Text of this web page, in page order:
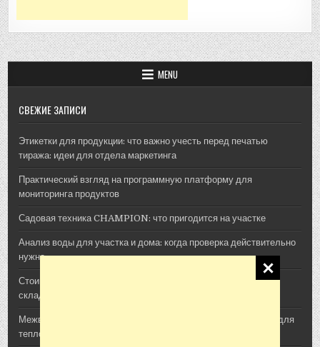
MENU
СВЕЖИЕ ЗАПИСИ
Этикетки для продукции: что важно учесть перед печатью
тиража: идеи для отдела маркетинга
Практический взгляд на программную платформу для
мониторинга продуктов
Садовая техника CHAMPION: что пригодится на участке
Анализ воды для участка и дома: когда проверка действительно
нужна
Стоимость архитектурной 3D-визуализации: из чего
складывается смета проекта
Межвенцовый утеплитель Политерм: как выбрать материал для
теплого деревянного дома